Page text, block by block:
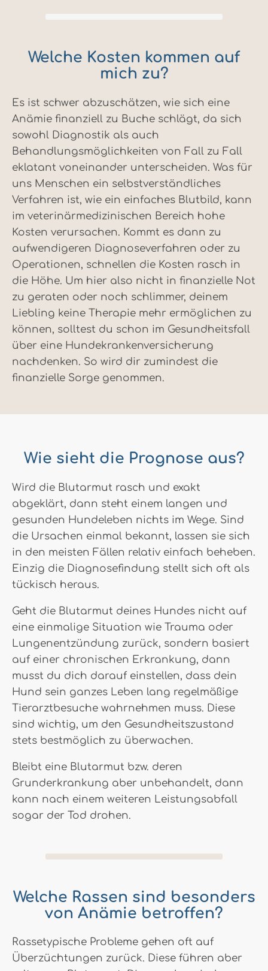
Welche Kosten kommen auf
mich zu?
Es ist schwer abzuschätzen, wie sich eine
Anämie finanziell zu Buche schlägt, da sich
sowohl Diagnostik als auch
Behandlungsmöglichkeiten von Fall zu Fall
eklatant voneinander unterscheiden. Was für
uns Menschen ein selbstverständliches
Verfahren ist, wie ein einfaches Blutbild, kann
im veterinärmedizinischen Bereich hohe
Kosten verursachen. Kommt es dann zu
aufwendigeren Diagnoseverfahren oder zu
Operationen, schnellen die Kosten rasch in
die Höhe. Um hier also nicht in finanzielle Not
zu geraten oder noch schlimmer, deinem
Liebling keine Therapie mehr ermöglichen zu
können, solltest du schon im Gesundheitsfall
über eine Hundekrankenversicherung
nachdenken. So wird dir zumindest die
finanzielle Sorge genommen.
Wie sieht die Prognose aus?
Wird die Blutarmut rasch und exakt
abgeklärt, dann steht einem langen und
gesunden Hundeleben nichts im Wege. Sind
die Ursachen einmal bekannt, lassen sie sich
in den meisten Fällen relativ einfach beheben.
Einzig die Diagnosefindung stellt sich oft als
tückisch heraus.
Geht die Blutarmut deines Hundes nicht auf
eine einmalige Situation wie Trauma oder
Lungenentzündung zurück, sondern basiert
auf einer chronischen Erkrankung, dann
musst du dich darauf einstellen, dass dein
Hund sein ganzes Leben lang regelmäßige
Tierarztbesuche wahrnehmen muss. Diese
sind wichtig, um den Gesundheitszustand
stets bestmöglich zu überwachen.
Bleibt eine Blutarmut bzw. deren
Grunderkrankung aber unbehandelt, dann
kann nach einem weiteren Leistungsabfall
sogar der Tod drohen.
Welche Rassen sind besonders
von Anämie betroffen?
Rassetypische Probleme gehen oft auf
Überzüchtungen zurück. Diese führen aber